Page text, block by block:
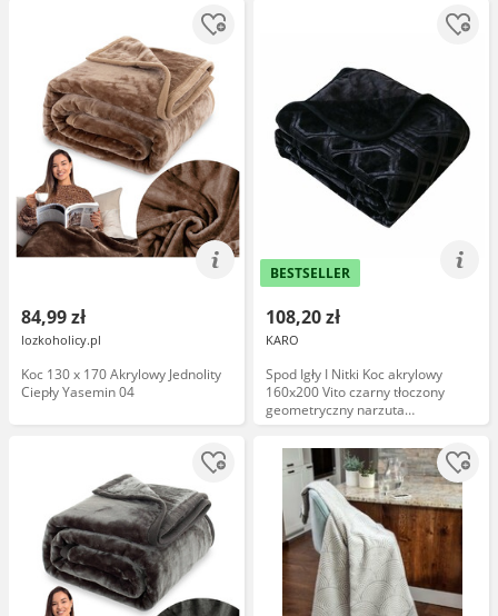
84,99 zł
lozkoholicy.pl
Koc 130 x 170 Akrylowy Jednolity
Ciepły Yasemin 04
BESTSELLER
108,20 zł
KARO
Spod Igły I Nitki Koc akrylowy
160x200 Vito czarny tłoczony
geometryczny narzuta
dekoracyjna